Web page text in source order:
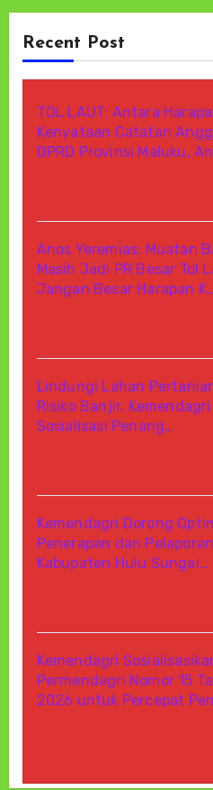
Recent Post
TOL LAUT: Antara
Kenyataan Catatan
DPRD Provinsi Maluku,
Anos Yeremias: Muatan
Masih Jadi PR Besar Tol
Jangan Besar Harapan
Lindungi Lahan
Risiko Banjir,
Sosialisasi Penang…
Kemendagri Dorong
Penerapan dan
Kabupaten Hulu Sungai…
Kemendagri
Permendagri Nomor 15
2026 untuk Percepat